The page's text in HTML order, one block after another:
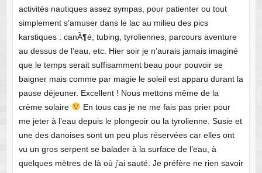
activités nautiques assez sympas, pour patienter ou tout
simplement s’amuser dans le lac au milieu des pics
karstiques : canÃ¶é, tubing, tyroliennes, parcours aventure
au dessus de l’eau, etc. Hier soir je n’aurais jamais imaginé
que le temps serait suffisamment beau pour pouvoir se
baigner mais comme par magie le soleil est apparu durant la
pause déjeuner. Excellent ! Nous mettons même de la
crème solaire
En tous cas je ne me fais pas prier pour
me jeter à l’eau depuis le plongeoir ou la tyrolienne. Susie et
une des danoises sont un peu plus réservées car elles ont
vu un gros serpent se balader à la surface de l’eau, à
quelques mètres de là où j’ai sauté. Je préfère ne rien savoir